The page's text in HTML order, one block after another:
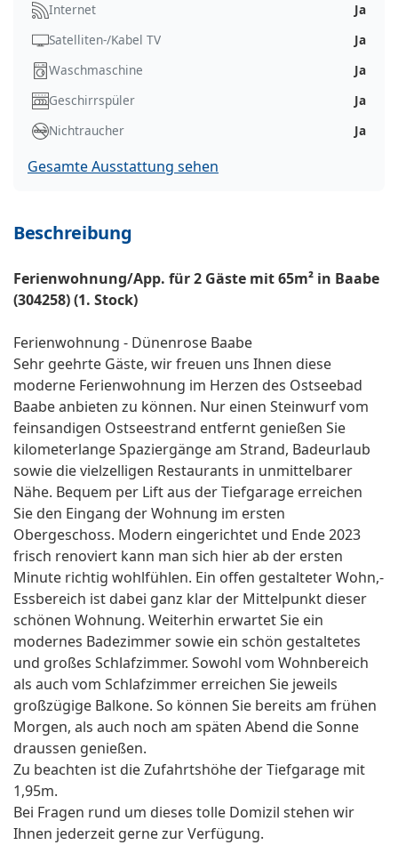
Internet
Ja
Satelliten-/Kabel TV
Ja
Waschmaschine
Ja
Geschirrspüler
Ja
Nichtraucher
Ja
Gesamte Ausstattung sehen
Beschreibung
Ferienwohnung/App. für 2 Gäste mit 65m² in Baabe
(304258) (1. Stock)
Ferienwohnung - Dünenrose Baabe
Sehr geehrte Gäste, wir freuen uns Ihnen diese
moderne Ferienwohnung im Herzen des Ostseebad
Baabe anbieten zu können. Nur einen Steinwurf vom
feinsandigen Ostseestrand entfernt genießen Sie
kilometerlange Spaziergänge am Strand, Badeurlaub
sowie die vielzelligen Restaurants in unmittelbarer
Nähe. Bequem per Lift aus der Tiefgarage erreichen
Sie den Eingang der Wohnung im ersten
Obergeschoss. Modern eingerichtet und Ende 2023
frisch renoviert kann man sich hier ab der ersten
Minute richtig wohlfühlen. Ein offen gestalteter Wohn,-
Essbereich ist dabei ganz klar der Mittelpunkt dieser
schönen Wohnung. Weiterhin erwartet Sie ein
modernes Badezimmer sowie ein schön gestaltetes
und großes Schlafzimmer. Sowohl vom Wohnbereich
als auch vom Schlafzimmer erreichen Sie jeweils
großzügige Balkone. So können Sie bereits am frühen
Morgen, als auch noch am späten Abend die Sonne
draussen genießen.
Zu beachten ist die Zufahrtshöhe der Tiefgarage mit
1,95m.
Bei Fragen rund um dieses tolle Domizil stehen wir
Ihnen jederzeit gerne zur Verfügung.